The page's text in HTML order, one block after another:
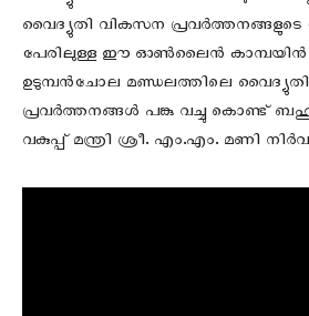
വൈദ്യുതി വികസന പ്രവര്‍ത്തനങ്ങളുടെ
പേരിലുള്ള ഈ ഓണ്‍ലൈന്‍ കാമ്പയിന്‍
ഉടുമ്പന്‍ചോല മണ്ഡലത്തിലെ
പ്രവര്‍ത്തനങ്ങള്‍ പങ്കു വച്ചു കൊണ്ട്
വകുപ്പ് മന്ത്രി ശ്രീ. എം.എം. മണി